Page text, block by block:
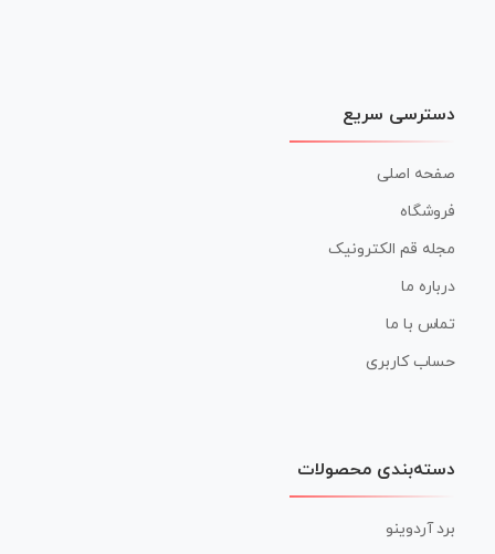
دسترسی سریع
صفحه اصلی
فروشگاه
مجله قم الکترونیک
درباره ما
تماس با ما
حساب کاربری
دسته‌بندی محصولات
برد آردوینو